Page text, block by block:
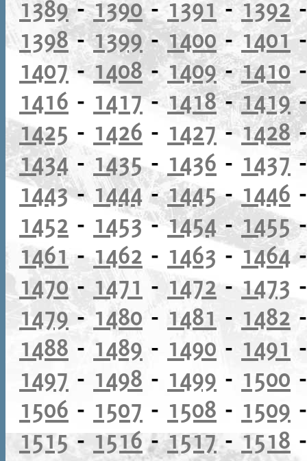
1389-1390-1391 -1392
1398-1399-1400 -1401
1407 - 1408-1409-1410
1416 - 1417-1418-1419
1425 - 1426 - 1427-1428
1434 - 1435- 1436 - 1437
1443- 1444-1445- 1446
1452 - 1453-1454-1455
1461 - 1462 - 1463 -1464
1470- 1471 - 1472 - 1473
1479-1480 - 1481 - 1482
1488 - 1489 - 1490 - 1491
1497 - 1498 - 1499 - 1500
1506 - 1507 - 1508 - 1509
1515- 1516-1517- 1518